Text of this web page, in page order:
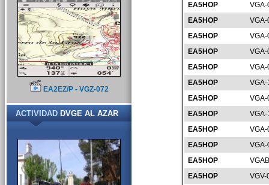
EA5HOP
EA5HOP
EA5HOP
EA5HOP
EA5HOP
EA5HOP
EA5HOP
EA5HOP
EA5HOP
EA5HOP
EA5HOP
EA5HOP
VGV-
EA2EZ/P - VGZ-072
ACTIVIDADDVGE AL AZAR